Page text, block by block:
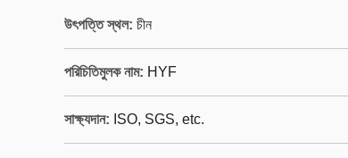
উৎপত্তি স্থল: চীন
পরিচিতিমুলক নাম: HYF
সাক্ষ্যদান: ISO, SGS, etc.